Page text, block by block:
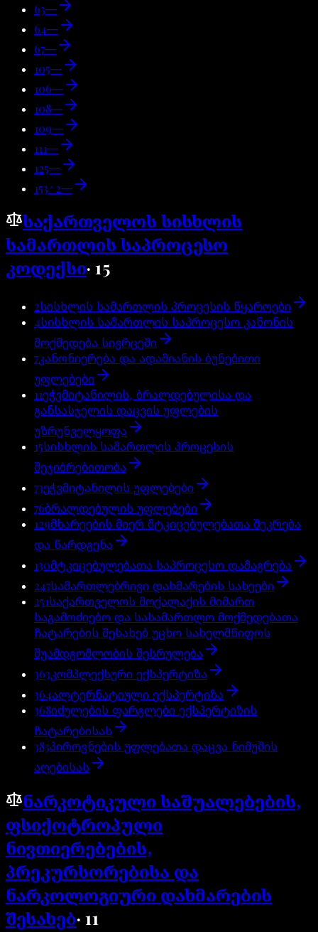
63—
64—
67—
105—
106—
108—
109—
111—
125—
153^2—
საქართველოს სისხლის
სამართლის საპროცესო
კოდექსი·15
2სისხლის სამართლის პროცესის წყაროები
4სისხლის სამართლის საპროცესო კანონის
მოქმედება სივრცეში
7კანონიერება და ადამიანის ბუნებითი
უფლებები
11ეჭვმიტანილის, ბრალდებულისა და
განსასჯელის დაცვის უფლების
უზრუნველყოფა
15სისხლის სამართლის პროცესის
შეჯიბრებითობა
73ეჭვმიტანილის უფლებები
76ბრალდებულის უფლებები
129მხარეების მიერ მტკიცებულებათა შეკრება
და წარდგენა
130მტკიცებულებათა საპროცესო დამაგრება
247სამართლებრივი დახმარების სახეები
251საქართველოს მოქალაქის მიმართ
საგამოძიებო და სასამართლო მოქმედებათა
ჩატარების შესახებ უცხო სახელმწიფოს
შუამდგომლობის შესრულება
363კომპლექსური ექსპერტიზა
364ალტერნატიული ექსპერტიზა
368იძულების ფარგლები ექსპერტიზის
ჩატარებისას
383პიროვნების უფლებათა დაცვა ნიმუშის
აღებისას
ნარკოტიკული საშუალებების,
ფსიქოტროპული
ნივთიერებების,
პრეკურსორებისა და
ნარკოლოგიური დახმარების
შესახებ·11